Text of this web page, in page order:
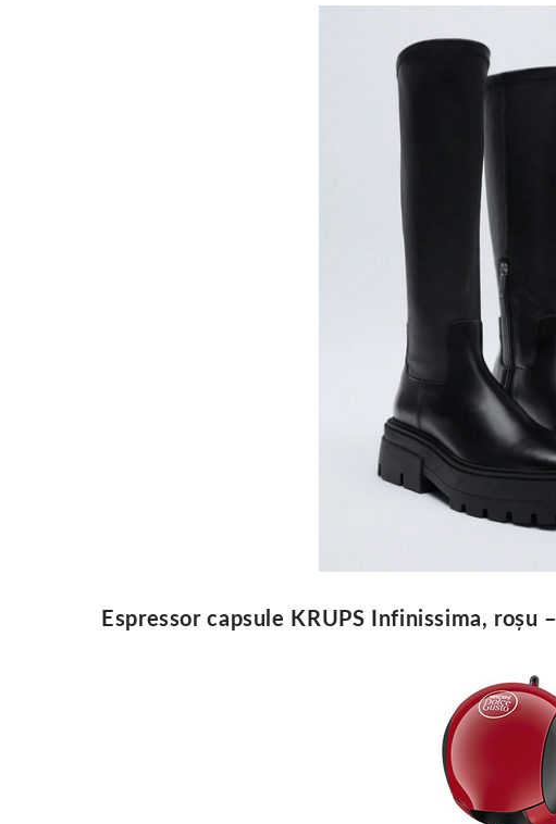
Espressor capsule KRUPS Infinissima, roșu –